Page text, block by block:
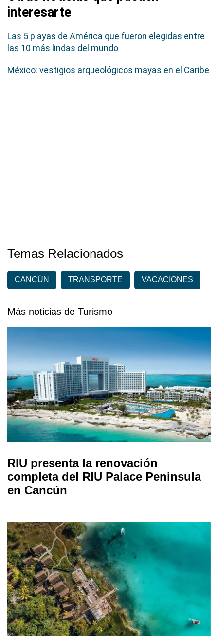
interesarte
Las 5 playas de América que fueron elegidas entre
las 10 más lindas del mundo
México: vestigios arqueológicos mayas en el Caribe
Temas Relacionados
CANCÚN TRANSPORTE VACACIONES
Más noticias de Turismo
RIU presenta la renovación
completa del RIU Palace Peninsula
en Cancún